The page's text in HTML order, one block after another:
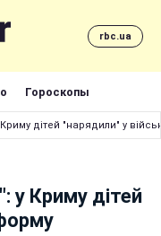
rbc.ua
Гороскопы
дітей "нарядили" у
у Криму дітей